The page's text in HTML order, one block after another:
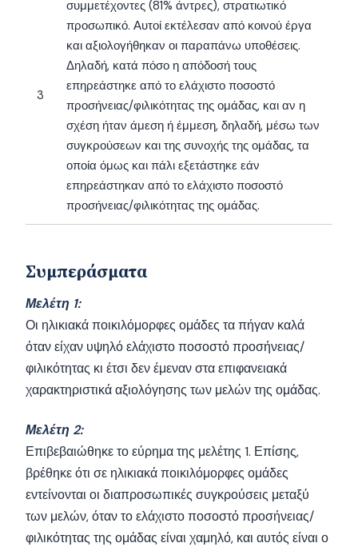
3
συμμετέχοντες (81% άντρες), στρατιωτικό
προσωπικό. Αυτοί εκτέλεσαν από κοινού έργα
και αξιολογήθηκαν οι παραπάνω υποθέσεις.
Δηλαδή, κατά πόσο η απόδοσή τους
επηρεάστηκε από το ελάχιστο ποσοστό
προσήνειας/φιλικότητας της ομάδας, και αν η
σχέση ήταν άμεση ή έμμεση, δηλαδή, μέσω των
συγκρούσεων και της συνοχής της ομάδας, τα
οποία όμως και πάλι εξετάστηκε εάν
επηρεάστηκαν από το ελάχιστο ποσοστό
προσήνειας/φιλικότητας της ομάδας.
Συμπεράσματα
Μελέτη 1:
Οι ηλικιακά ποικιλόμορφες ομάδες τα πήγαν καλά
όταν είχαν υψηλό ελάχιστο ποσοστό προσήνειας/
φιλικότητας κι έτσι δεν έμεναν στα επιφανειακά
χαρακτηριστικά αξιολόγησης των μελών της ομάδας.
Μελέτη 2:
Επιβεβαιώθηκε το εύρημα της μελέτης 1. Επίσης,
βρέθηκε ότι σε ηλικιακά ποικιλόμορφες ομάδες
εντείνονται οι διαπροσωπικές συγκρούσεις μεταξύ
των μελών, όταν το ελάχιστο ποσοστό προσήνειας/
φιλικότητας της ομάδας είναι χαμηλό, και αυτός είναι ο